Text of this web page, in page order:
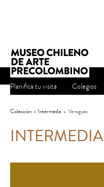
Planifica tu visita Colegios
Colección » Intermedia » Veraguas
INTERMEDIA